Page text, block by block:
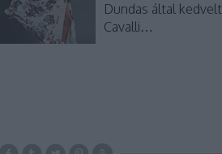
Dundas által
Cavalli…